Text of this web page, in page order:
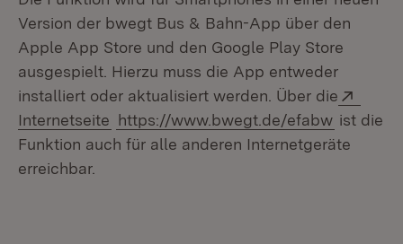
Version der bwegt Bus & Bahn-App über den
Apple App Store und den Google Play Store
ausgespielt. Hierzu muss die App entweder
installiert oder aktualisiert werden. Über die
Internetseite (Öffnet in neuem Fenster)
https://www.bwegt.de/efabw ist die
Funktion auch für alle anderen Internetgeräte
erreichbar.